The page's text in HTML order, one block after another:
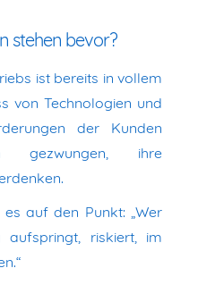
stehen bevor?
ist bereits in vollem
von Technologien und
der Kunden
gezwungen, ihre
auf den Punkt: „Wer
riskiert, im